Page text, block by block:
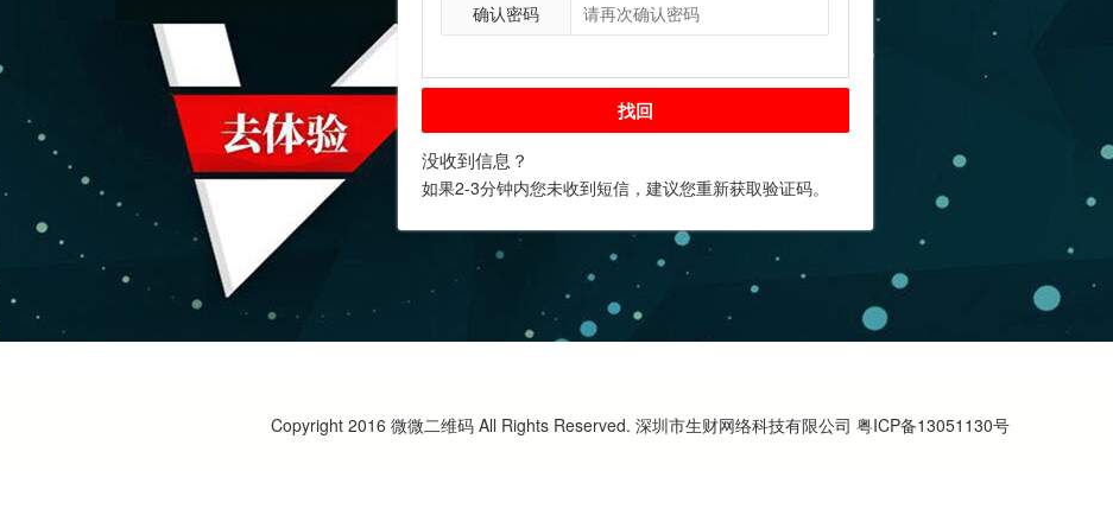
确认密码
找回
没收到信息？
如果2-3分钟内您未收到短信，建议您重新获取验证码。
Copyright 2016 微微二维码 All Rights Reserved. 深圳市生财网络科技有限公司 粤ICP备13051130号